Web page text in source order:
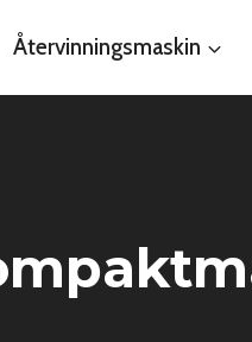
Återvinningsmaskin